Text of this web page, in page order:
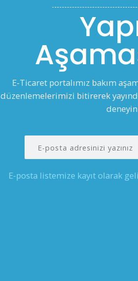
E-Ticaret portalımız bakım
düzenlemelerimizi bitirerek
E-posta listemize kayıt olarak